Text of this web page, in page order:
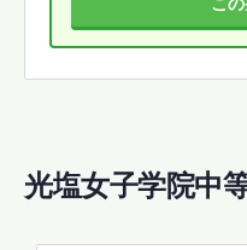
光塩女子学院中